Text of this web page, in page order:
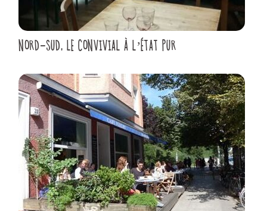
NORD-SUD, LE CONVIVIAL À L’ÉTAT PUR